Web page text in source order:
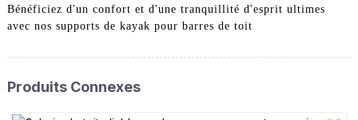
Bénéficiez d'un confort et d'une tranquillité d'esprit ultimes
avec nos supports de kayak pour barres de toit
Produits Connexes